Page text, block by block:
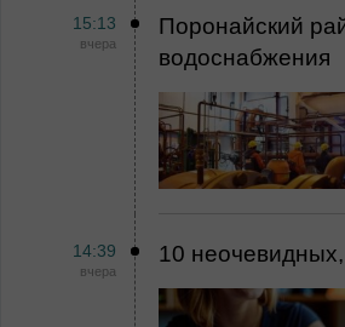
15:13
вчера
Поронайский
водоснабжения
14:39
вчера
10